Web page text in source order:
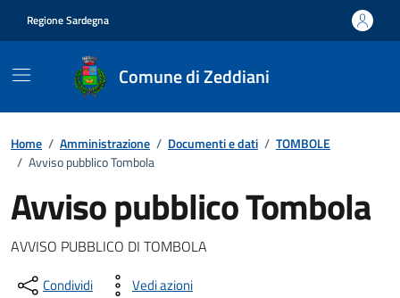
Regione Sardegna
Comune di Zeddiani
Home / Amministrazione / Documenti e dati / TOMBOLE
/ Avviso pubblico Tombola
Avviso pubblico Tombola
Dettagli del documento
AVVISO PUBBLICO DI TOMBOLA
Condividi Vedi azioni